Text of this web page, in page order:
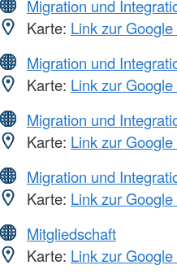
Migration und
Karte: Link zur
Migration und
Karte: Link zur
Migration und
Karte: Link zur
Migration und
Karte: Link zur
Mitgliedschaft
Karte: Link zur